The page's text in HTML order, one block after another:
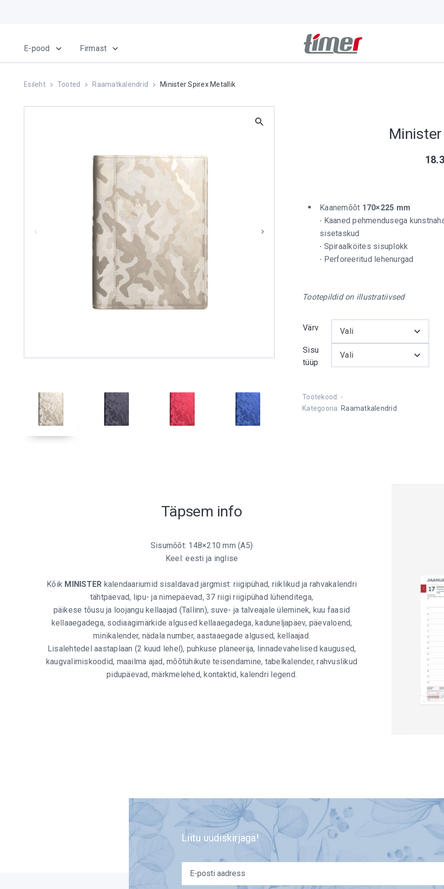
E-pood Firmast
Esileht Tooted Raamatkalendrid Minister Spirex Metallik
Kaanemõõt 170×225 mm
· Kaaned pehmendusega
sisetaskud
· Spiraalköites sisuplokk
· Perforeeritud lehenurgad
Tootepildid on illustratiivsed
Värv
Vali
Sisu
tüüp
Vali
Tootekood: -
Kategooria: Raamatkalendrid
Täpsem info
Sisumõõt: 148×210 mm (A5)
Keel: eesti ja inglise
Kõik MINISTER kalendaariumid sisaldavad järgmist: riigipühad, riiklikud ja rahvakalendri
tähtpäevad, lipu- ja nimepäevad, 37 riigi riigipühad lühenditega,
päikese tõusu ja loojangu kellaajad (Tallinn), suve- ja talveajale üleminek, kuu faasid
kellaaegadega, sodiaagimärkide algused kellaaegadega, kaduneljapäev, päevaloend,
minikalender, nädala number, aastaaegade algused, kellaajad.
Lisalehtedel aastaplaan (2 kuud lehel), puhkuse planeerija, linnadevahelised kaugused,
kaugvalimiskoodid, maailma ajad, mõõtühikute teisendamine, tabelkalender, rahvuslikud
pidupäevad, märkmelehed, kontaktid, kalendri legend.
Liitu uudiskirjaga!